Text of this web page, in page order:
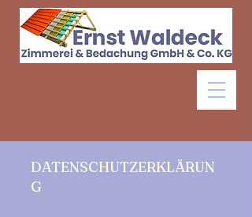
DATENSCHUTZERKLÄRUN
G